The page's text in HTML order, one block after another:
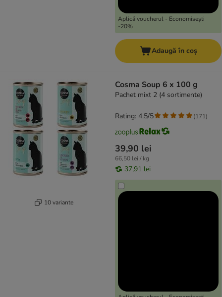
Aplică voucherul - Economisești
-20%
Adaugă în coș
10 variante
Cosma Soup 6 x 100 g
Pachet mixt 2 (4 sortimente)
39,90 lei
66,50 lei / kg
37,91 lei
Rating: 4.5/5 (171)